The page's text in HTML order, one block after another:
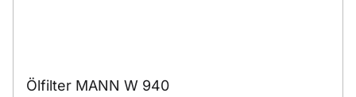
Ölfilter MANN W 940